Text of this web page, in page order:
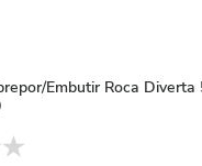
Embutir Roca Diverta